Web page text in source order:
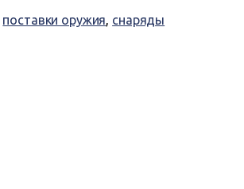
поставки оружия, снаряды